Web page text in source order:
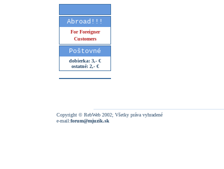
Abroad!!!
For Foreigner
Customers
Poštovné
dobierka: 3,- €
ostatné: 2,- €
Copyright © RebWeb 2002; Všetky práva vyhradené
e-mail:forum@mjuzik.sk